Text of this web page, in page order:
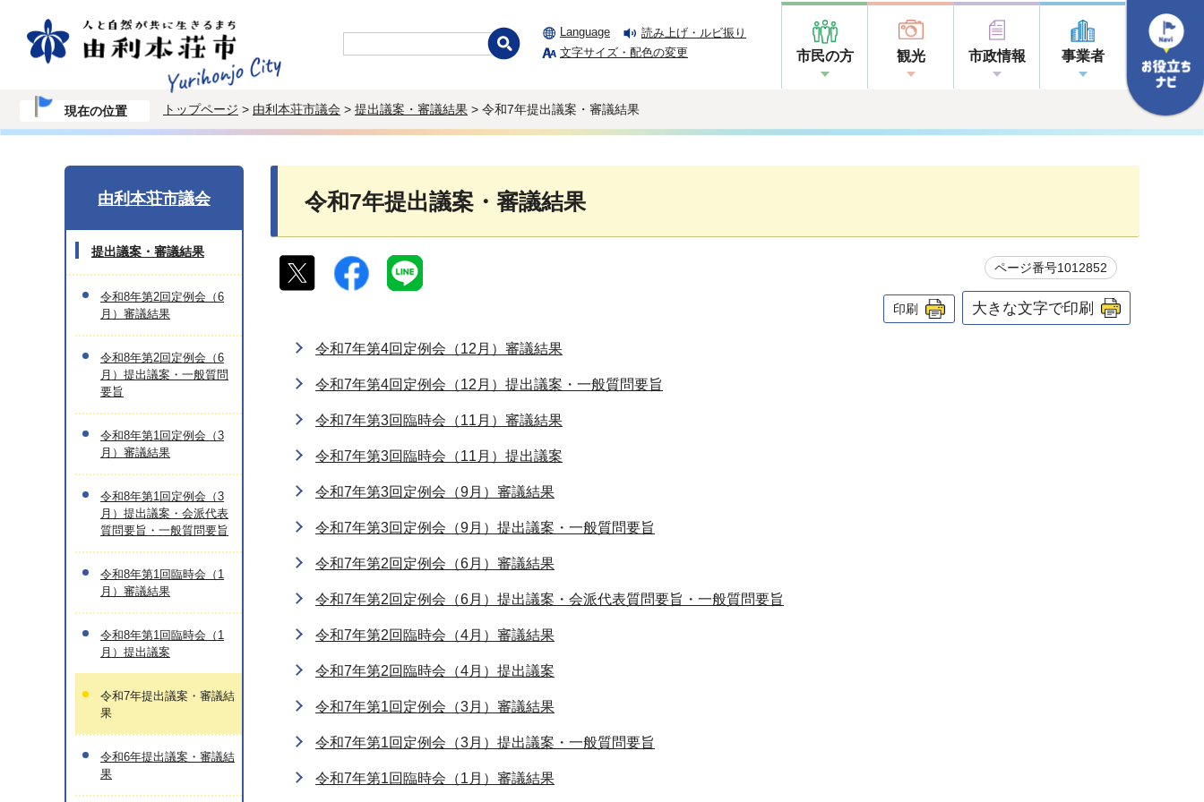
Language
読み上げ・ルビ振り
文字サイズ・配色の変更
市民の方 観光 市政情報 事業者
現在の位置 トップページ > 由利本荘市議会 > 提出議案・審議結果 > 令和7年提出議案・審議結果
令和7年提出議案・審議結果
ページ番号1012852
印刷 大きな文字で印刷
令和7年第4回定例会（12月）審議結果
令和7年第4回定例会（12月）提出議案・一般質問要旨
令和7年第3回臨時会（11月）審議結果
令和7年第3回臨時会（11月）提出議案
令和7年第3回定例会（9月）審議結果
令和7年第3回定例会（9月）提出議案・一般質問要旨
令和7年第2回定例会（6月）審議結果
令和7年第2回定例会（6月）提出議案・会派代表質問要旨・一般質問要旨
令和7年第2回臨時会（4月）審議結果
令和7年第2回臨時会（4月）提出議案
令和7年第1回定例会（3月）審議結果
令和7年第1回定例会（3月）提出議案・一般質問要旨
令和7年第1回臨時会（1月）審議結果
由利本荘市議会
提出議案・審議結果
令和8年第2回定例会（6
月）審議結果
令和8年第2回定例会（6
月）提出議案・一般質問
要旨
令和8年第1回定例会（3
月）審議結果
令和8年第1回定例会（3
月）提出議案・会派代表
質問要旨・一般質問要旨
令和8年第1回臨時会（1
月）審議結果
令和8年第1回臨時会（1
月）提出議案
令和7年提出議案・審議結
果
令和6年提出議案・審議結
果